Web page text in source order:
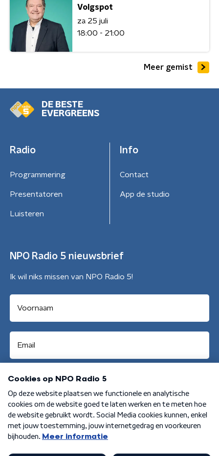
Volgspot
za 25 juli
18:00 - 21:00
Meer gemist
DE BESTE
EVERGREENS
Radio
Programmering
Presentatoren
Luisteren
Info
Contact
App de studio
NPO Radio 5 nieuwsbrief
Ik wil niks missen van NPO Radio 5!
Aanmelden
Algemene voorwaarden